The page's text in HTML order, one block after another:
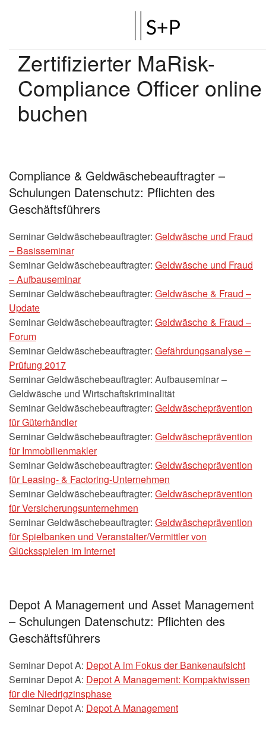
Compliance & Geldwäschebeauftragter –
Schulungen Datenschutz: Pflichten des
Geschäftsführers
Seminar Geldwäschebeauftragter: Geldwäsche und Fraud
– Basisseminar
Seminar Geldwäschebeauftragter: Geldwäsche und Fraud
– Aufbauseminar
Seminar Geldwäschebeauftragter: Geldwäsche & Fraud –
Update
Seminar Geldwäschebeauftragter: Geldwäsche & Fraud –
Forum
Seminar Geldwäschebeauftragter: Gefährdungsanalyse –
Prüfung 2017
Seminar Geldwäschebeauftragter: Aufbauseminar –
Geldwäsche und Wirtschaftskriminalität
Seminar Geldwäschebeauftragter: Geldwäscheprävention
für Güterhändler
Seminar Geldwäschebeauftragter: Geldwäscheprävention
für Immobilienmakler
Seminar Geldwäschebeauftragter: Geldwäscheprävention
für Leasing- & Factoring-Unternehmen
Seminar Geldwäschebeauftragter: Geldwäscheprävention
für Versicherungsunternehmen
Seminar Geldwäschebeauftragter: Geldwäscheprävention
für Spielbanken und Veranstalter/Vermittler von
Glücksspielen im Internet
Depot A Management und Asset Management
– Schulungen Datenschutz: Pflichten des
Geschäftsführers
Seminar Depot A: Depot A im Fokus der Bankenaufsicht
Seminar Depot A: Depot A Management: Kompaktwissen
für die Niedrigzinsphase
Seminar Depot A: Depot A Management